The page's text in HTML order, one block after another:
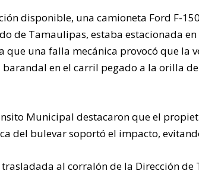
disponible, una camioneta Ford F-
de Tamaulipas, estaba estacionada
que una falla mecánica provocó que la
barandal en el carril pegado a la orilla
Municipal destacaron que el
del bulevar soportó el impacto,
al corralón de la Dirección